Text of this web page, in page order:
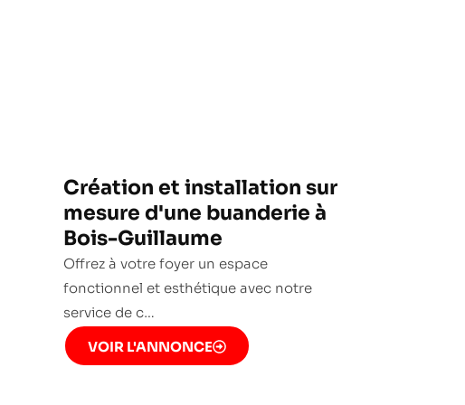
Création et installation sur
mesure d'une buanderie à
Bois-Guillaume
Offrez à votre foyer un espace
fonctionnel et esthétique avec notre
service de c…
VOIR L'ANNONCE